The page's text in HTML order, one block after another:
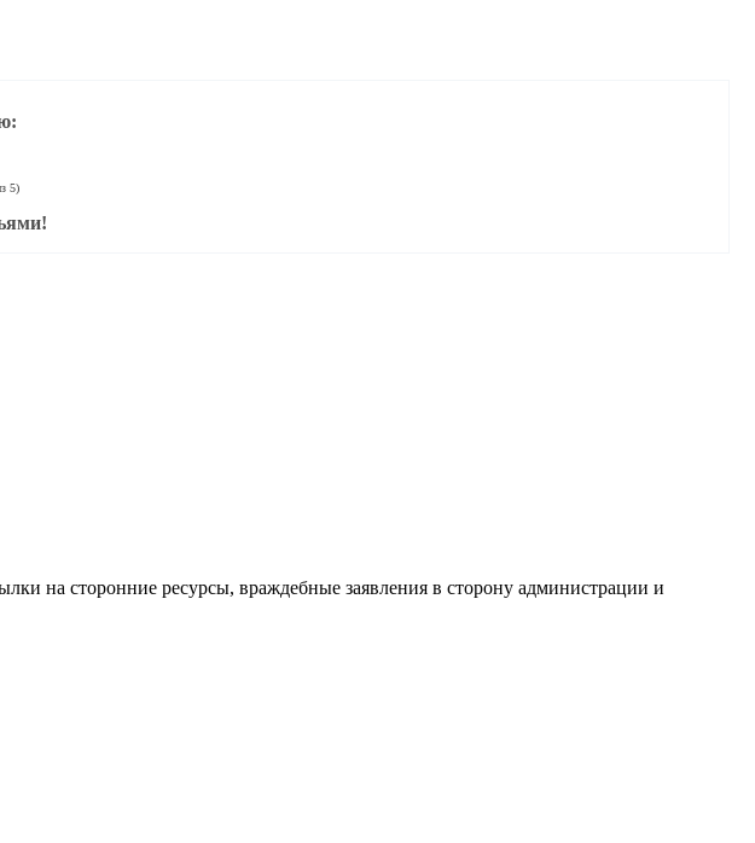
5)
на сторонние ресурсы, враждебные заявления в сторону администрации и